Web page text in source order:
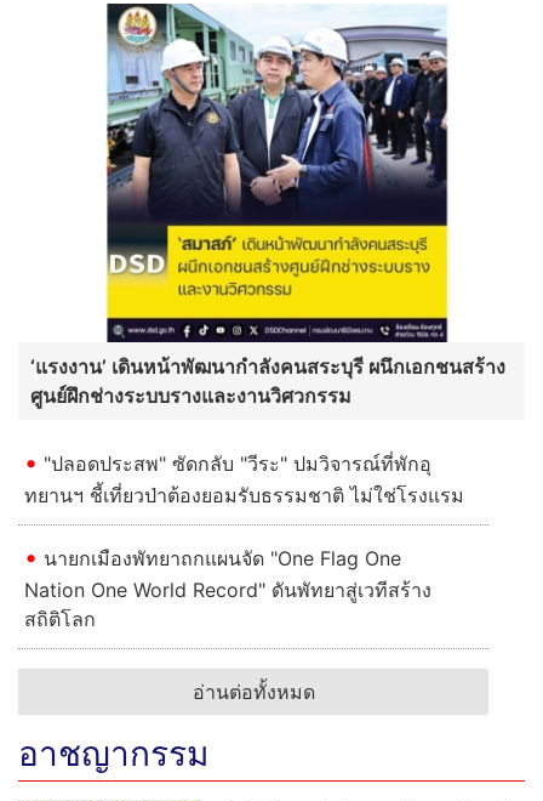
‘แรงงาน’ เดินหน้าพัฒนากำลังคนสระบุรี ผนึกเอกชนสร้าง
ศูนย์ฝึกช่างระบบรางและงานวิศวกรรม
"ปลอดประสพ" ซัดกลับ "วีระ" ปมวิจารณ์ที่พักอุ
ทยานฯ ชี้เที่ยวป่าต้องยอมรับธรรมชาติ ไม่ใช่โรงแรม
นายกเมืองพัทยาถกแผนจัด "One Flag One
Nation One World Record" ดันพัทยาสู่เวทีสร้าง
สถิติโลก
อ่านต่อทั้งหมด
อาชญากรรม